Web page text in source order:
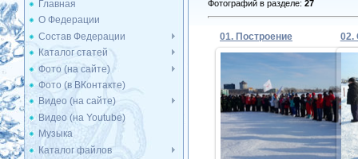
Главная
О Федерации
Состав Федерации
Каталог статей
Фото (на сайте)
Фото (в ВКонтакте)
Видео (на сайте)
Видео (на Youtube)
Музыка
Каталог файлов
Фотографий в разделе: 27
01. Построение
02.02.2019
Admin
02.